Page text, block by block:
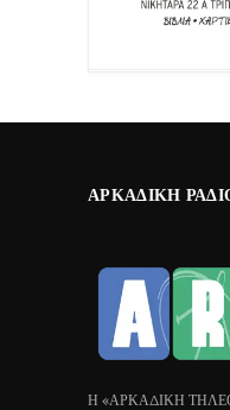
ΑΡΚΑΔΙΚΉ
Η «ΑΡΚΑΔΙΚΗ